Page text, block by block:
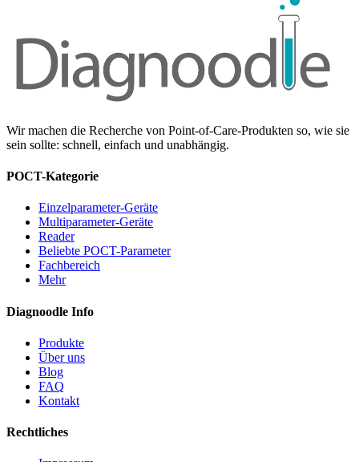
Wir machen die Recherche von Point-of-Care-Produkten so, wie sie
sein sollte: schnell, einfach und unabhängig.
POCT-Kategorie
Einzelparameter-Geräte
Multiparameter-Geräte
Reader
Beliebte POCT-Parameter
Fachbereich
Mehr
Diagnoodle Info
Produkte
Über uns
Blog
FAQ
Kontakt
Rechtliches